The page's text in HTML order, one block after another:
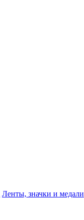
Ленты, значки и медали